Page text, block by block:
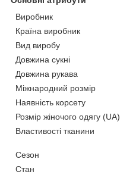
Виробник
Країна виробник
Вид виробу
Довжина сукні
Довжина рукава
Міжнародний розмір
Наявність корсету
Розмір жіночого одягу (UA)
Властивості тканини
Сезон
Стан